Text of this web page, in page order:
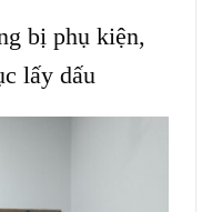
bị phụ kiện,
lấy dấu